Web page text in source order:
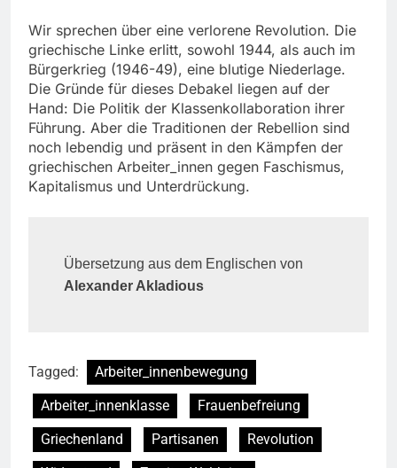
Wir sprechen über eine verlorene Revolution. Die
griechische Linke erlitt, sowohl 1944, als auch im
Bürgerkrieg (1946-49), eine blutige Niederlage.
Die Gründe für dieses Debakel liegen auf der
Hand: Die Politik der Klassenkollaboration ihrer
Führung. Aber die Traditionen der Rebellion sind
noch lebendig und präsent in den Kämpfen der
griechischen Arbeiter_innen gegen Faschismus,
Kapitalismus und Unterdrückung.
Übersetzung aus dem Englischen von
Alexander Akladious
Tagged:
Arbeiter_innenbewegung
Arbeiter_innenklasse
Frauenbefreiung
Griechenland
Partisanen
Revolution